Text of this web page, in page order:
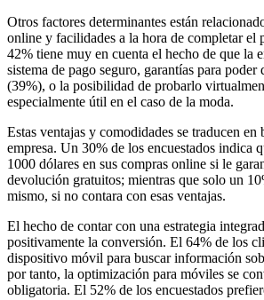
Otros factores determinantes están
online y facilidades a la hora de completar el
42% tiene muy en cuenta el hecho de que la
sistema de pago seguro, garantías para
(39%), o la posibilidad de probarlo
especialmente útil en el caso de la moda.
Estas ventajas y comodidades se traducen en
empresa. Un 30% de los encuestados indica
1000 dólares en sus compras online si le
devolución gratuitos; mientras que solo un
mismo, si no contara con esas ventajas.
El hecho de contar con una estrategia
positivamente la conversión. El 64% de los
dispositivo móvil para buscar información
por tanto, la optimización para móviles se
obligatoria. El 52% de los encuestados